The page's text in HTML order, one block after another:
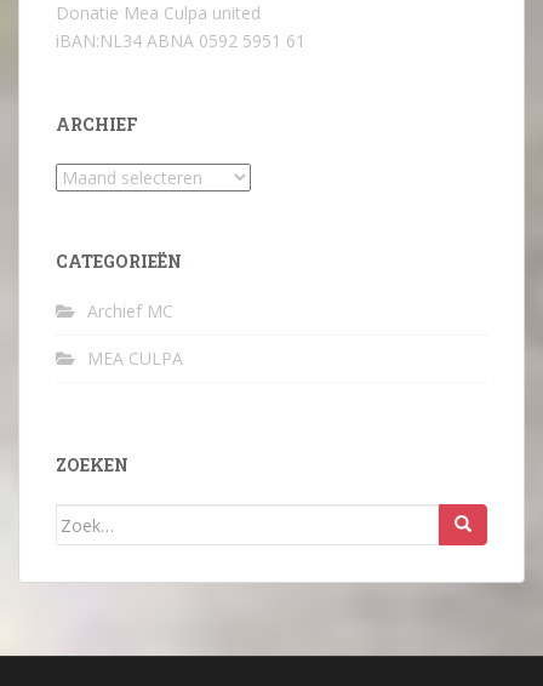
Donatie Mea Culpa united
iBAN:NL34 ABNA 0592 5951 61
ARCHIEF
Archief
CATEGORIEËN
Archief MC
MEA CULPA
ZOEKEN
Zoek